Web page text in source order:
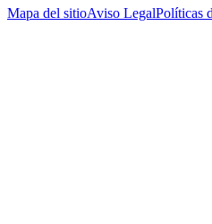
Mapa del sitioAviso LegalPolíticas